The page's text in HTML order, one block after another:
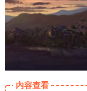
内容查看